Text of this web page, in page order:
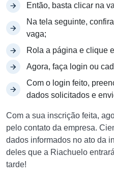
Então, basta clicar na
Na tela seguinte,
vaga;
Rola a página e clique
Agora, faça login ou
Com o login feito,
dados solicitados e
Com a sua inscrição feita,
pelo contato da empresa.
dados informados no ato da
deles que a Riachuelo
tarde!